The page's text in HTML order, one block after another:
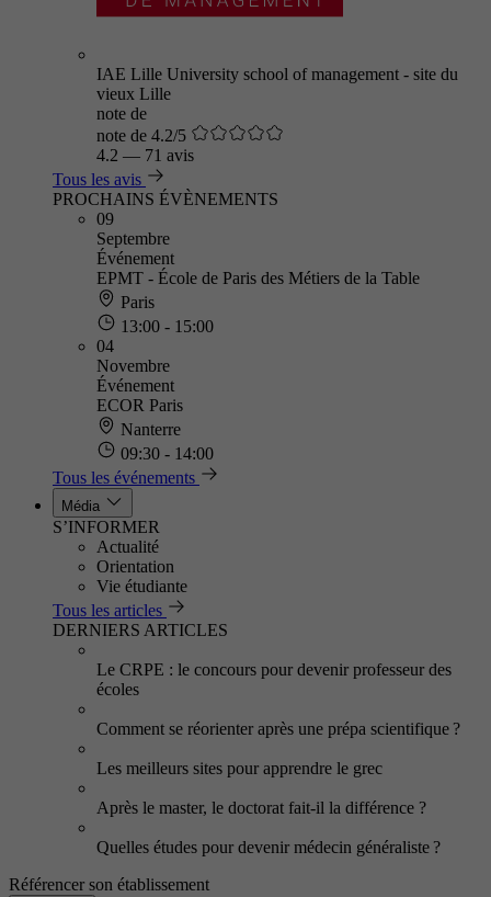
IAE Lille University school of management - site du
vieux Lille
note de
note de 4.2/5
4.2 — 71 avis
Tous les avis
PROCHAINS ÉVÈNEMENTS
09
Septembre
Événement
EPMT - École de Paris des Métiers de la Table
Paris
13:00 - 15:00
04
Novembre
Événement
ECOR Paris
Nanterre
09:30 - 14:00
Tous les événements
Média
S’INFORMER
Actualité
Orientation
Vie étudiante
Tous les articles
DERNIERS ARTICLES
Le CRPE : le concours pour devenir professeur des
écoles
Comment se réorienter après une prépa scientifique ?
Les meilleurs sites pour apprendre le grec
Après le master, le doctorat fait-il la différence ?
Quelles études pour devenir médecin généraliste ?
Référencer son établissement